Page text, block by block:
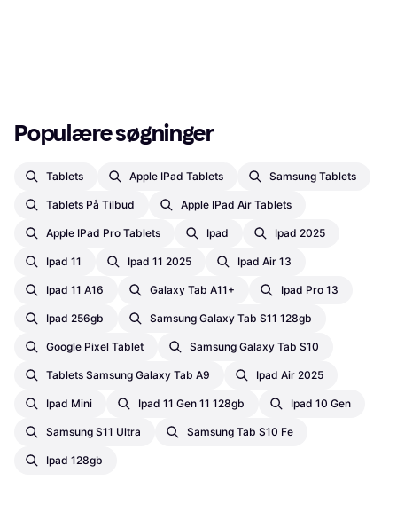
Populære søgninger
Tablets Apple IPad Tablets Samsung Tablets
Tablets På Tilbud Apple IPad Air Tablets
Apple IPad Pro Tablets Ipad Ipad 2025
Ipad 11 Ipad 11 2025 Ipad Air 13
Ipad 11 A16 Galaxy Tab A11+ Ipad Pro 13
Ipad 256gb Samsung Galaxy Tab S11 128gb
Google Pixel Tablet Samsung Galaxy Tab S10
Tablets Samsung Galaxy Tab A9 Ipad Air 2025
Ipad Mini Ipad 11 Gen 11 128gb Ipad 10 Gen
Samsung S11 Ultra Samsung Tab S10 Fe
Ipad 128gb